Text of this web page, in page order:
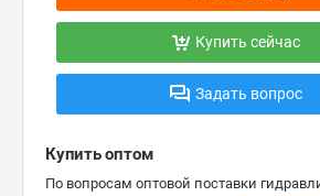
Купить сейчас
Задать вопрос
Купить оптом
По вопросам оптовой поставки